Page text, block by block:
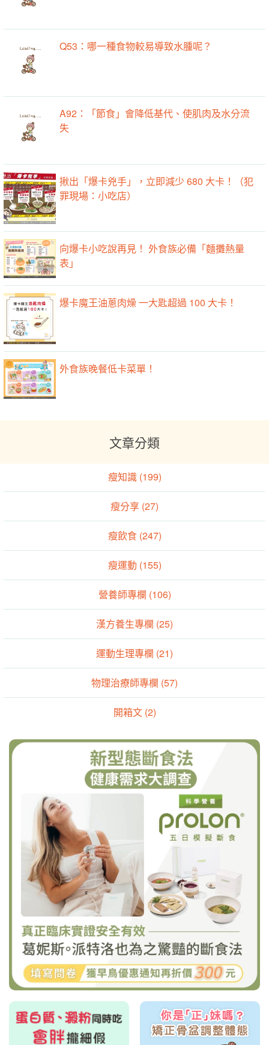
Q53：哪一種食物較易導致水腫呢？
A92：「節食」會降低基代、使肌肉及水分流
失
揪出「爆卡兇手」，立即減少 680 大卡！（犯
罪現場：小吃店）
向爆卡小吃說再見！ 外食族必備「麵攤熱量
表」
爆卡魔王油蔥肉燥 一大匙超過 100 大卡！
外食族晚餐低卡菜單！
文章分類
瘦知識 (199)
瘦分享 (27)
瘦飲食 (247)
瘦運動 (155)
營養師專欄 (106)
漢方養生專欄 (25)
運動生理專欄 (21)
物理治療師專欄 (57)
開箱文 (2)